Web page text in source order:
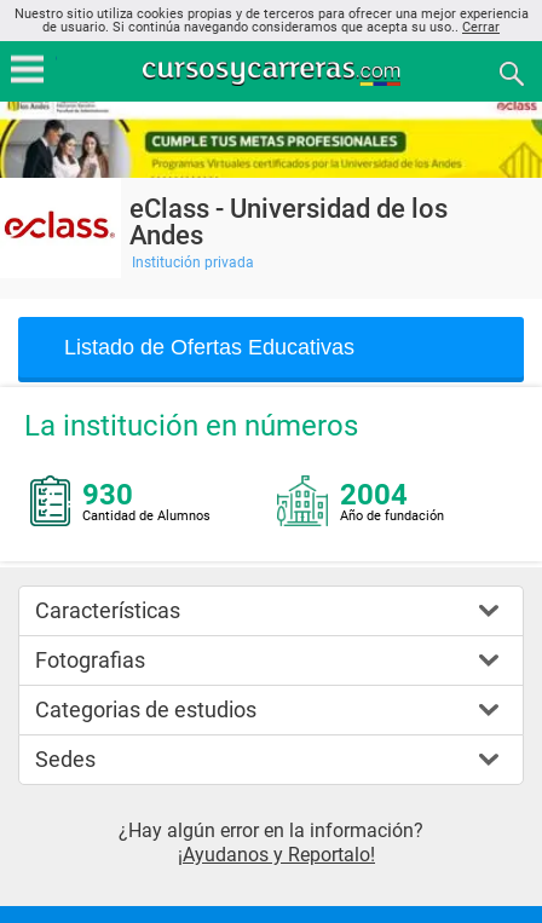
Nuestro sitio utiliza cookies propias y de terceros para ofrecer una mejor experiencia
de usuario. Si continúa navegando consideramos que acepta su uso.. Cerrar
eClass - Universidad de los
Andes
Institución privada
Listado de Ofertas Educativas
La institución en números
930
Cantidad de Alumnos
2004
Año de fundación
Características
Fotografias
Categorias de estudios
Sedes
¿Hay algún error en la información?
¡Ayudanos y Reportalo!